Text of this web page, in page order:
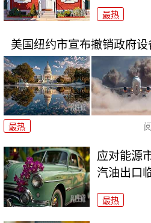
最热
美国纽约市宣布撤销政府
最热
应对能源
汽油出口
最热